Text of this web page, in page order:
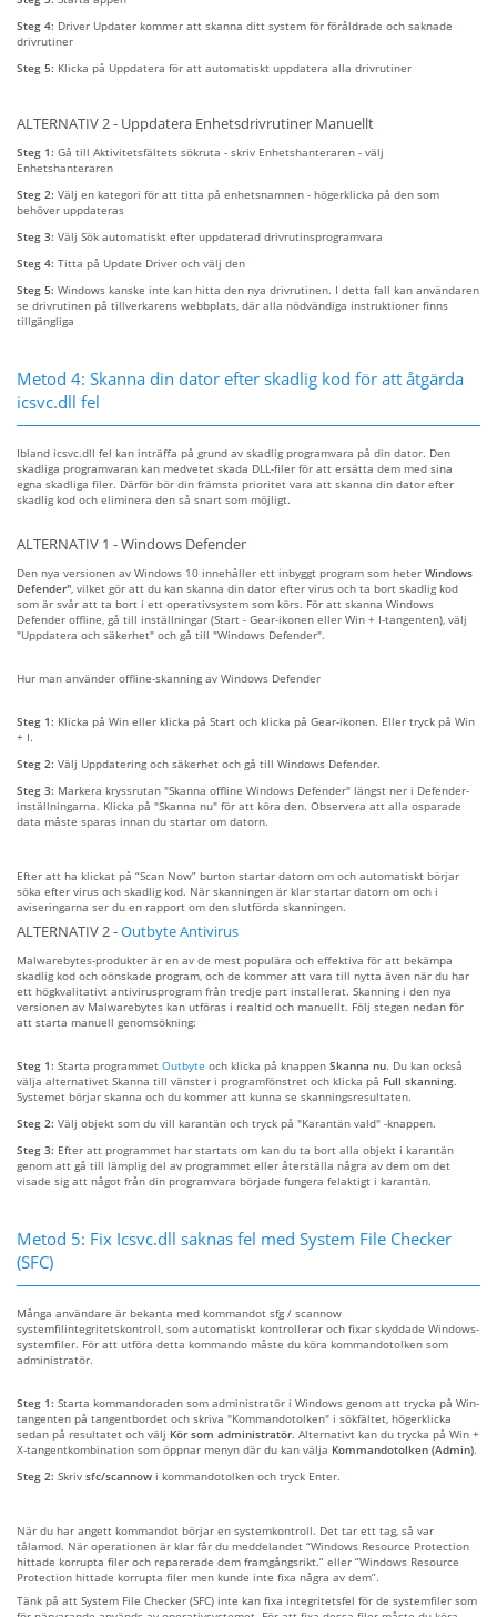
Steg 4: Driver Updater kommer att skanna ditt system för föråldrade och saknade
drivrutiner
Steg 5: Klicka på Uppdatera för att automatiskt uppdatera alla drivrutiner
ALTERNATIV 2 - Uppdatera Enhetsdrivrutiner Manuellt
Steg 1: Gå till Aktivitetsfältets sökruta - skriv Enhetshanteraren - välj
Enhetshanteraren
Steg 2: Välj en kategori för att titta på enhetsnamnen - högerklicka på den som
behöver uppdateras
Steg 3: Välj Sök automatiskt efter uppdaterad drivrutinsprogramvara
Steg 4: Titta på Update Driver och välj den
Steg 5: Windows kanske inte kan hitta den nya drivrutinen. I detta fall kan användaren
se drivrutinen på tillverkarens webbplats, där alla nödvändiga instruktioner finns
tillgängliga
Metod 4: Skanna din dator efter skadlig kod för att åtgärda
icsvc.dll fel
Ibland icsvc.dll fel kan inträffa på grund av skadlig programvara på din dator. Den
skadliga programvaran kan medvetet skada DLL-filer för att ersätta dem med sina
egna skadliga filer. Därför bör din främsta prioritet vara att skanna din dator efter
skadlig kod och eliminera den så snart som möjligt.
ALTERNATIV 1 - Windows Defender
Den nya versionen av Windows 10 innehåller ett inbyggt program som heter Windows
Defender" , vilket gör att du kan skanna din dator efter virus och ta bort skadlig kod
som är svår att ta bort i ett operativsystem som körs. För att skanna Windows
Defender offline, gå till inställningar (Start - Gear-ikonen eller Win + I-tangenten), välj
"Uppdatera och säkerhet" och gå till "Windows Defender".
Hur man använder offline-skanning av Windows Defender
Steg 1: Klicka på Win eller klicka på Start och klicka på Gear-ikonen. Eller tryck på Win
+ I.
Steg 2: Välj Uppdatering och säkerhet och gå till Windows Defender.
Steg 3: Markera kryssrutan "Skanna offline Windows Defender" längst ner i Defender-
inställningarna. Klicka på "Skanna nu" för att köra den. Observera att alla osparade
data måste sparas innan du startar om datorn.
Efter att ha klickat på “Scan Now” burton startar datorn om och automatiskt börjar
söka efter virus och skadlig kod. När skanningen är klar startar datorn om och i
aviseringarna ser du en rapport om den slutförda skanningen.
ALTERNATIV 2 -Outbyte Antivirus
Malwarebytes-produkter är en av de mest populära och effektiva för att bekämpa
skadlig kod och oönskade program, och de kommer att vara till nytta även när du har
ett högkvalitativt antivirusprogram från tredje part installerat. Skanning i den nya
versionen av Malwarebytes kan utföras i realtid och manuellt. Följ stegen nedan för
att starta manuell genomsökning:
Steg 1: Starta programmet Outbyte och klicka på knappen Skanna nu. Du kan också
välja alternativet Skanna till vänster i programfönstret och klicka på Full skanning.
Systemet börjar skanna och du kommer att kunna se skanningsresultaten.
Steg 2: Välj objekt som du vill karantän och tryck på "Karantän vald" -knappen.
Steg 3: Efter att programmet har startats om kan du ta bort alla objekt i karantän
genom att gå till lämplig del av programmet eller återställa några av dem om det
visade sig att något från din programvara började fungera felaktigt i karantän.
Metod 5: Fix Icsvc.dll saknas fel med System File Checker
(SFC)
Många användare är bekanta med kommandot sfg / scannow
systemfilintegritetskontroll, som automatiskt kontrollerar och fixar skyddade Windows-
systemfiler. För att utföra detta kommando måste du köra kommandotolken som
administratör.
Steg 1: Starta kommandoraden som administratör i Windows genom att trycka på Win-
tangenten på tangentbordet och skriva "Kommandotolken" i sökfältet, högerklicka
sedan på resultatet och välj Kör som administratör. Alternativt kan du trycka på Win +
X-tangentkombination som öppnar menyn där du kan välja Kommandotolken (Admin).
Steg 2: Skriv sfc/scannow i kommandotolken och tryck Enter.
När du har angett kommandot börjar en systemkontroll. Det tar ett tag, så var
tålamod. När operationen är klar får du meddelandet “Windows Resource Protection
hittade korrupta filer och reparerade dem framgångsrikt.” eller “Windows Resource
Protection hittade korrupta filer men kunde inte fixa några av dem”.
Tänk på att System File Checker (SFC) inte kan fixa integritetsfel för de systemfiler som